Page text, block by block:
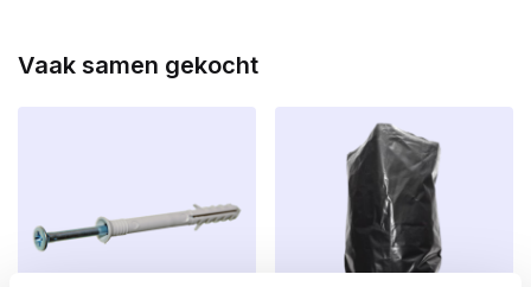
voor kwaliteit en kies voor de RVS A410
De speciale voorsnijpunt maakt het mogelijk om de
voorboren te verwerken.
Onder de kop van de schroef zijn speciale
schachtribben aangebracht die het gat in de
vlonderplank als het ware uitboren om teveel
spanning op de schroef te voorkomen.
Vaak samen gekocht